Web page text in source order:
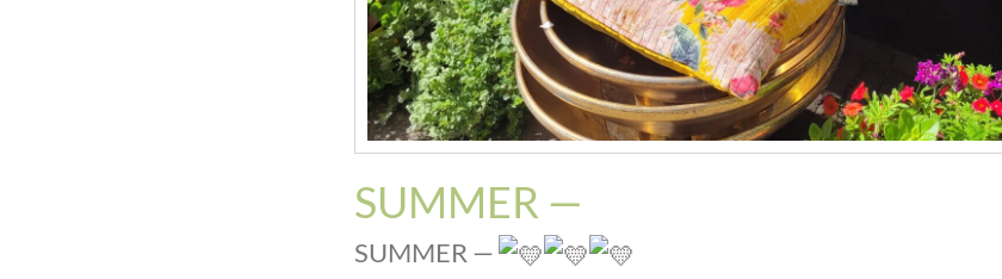
SUMMER —
SUMMER —